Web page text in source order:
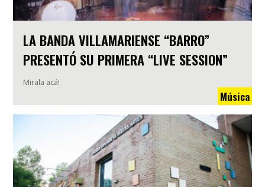
LA BANDA VILLAMARIENSE “BARRO”
PRESENTÓ SU PRIMERA “LIVE SESSION”
Mirala acá!
Música